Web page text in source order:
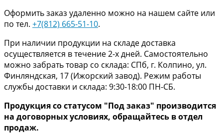
Оформить заказ удаленно можно на нашем сайте или
по тел. +7(812) 665-51-10.
При наличии продукции на складе доставка
осуществляется в течение 2-х дней. Самостоятельно
можно забрать товар со склада: СПб, г. Колпино, ул.
Финляндская, 17 (Ижорский завод). Режим работы
службы доставки и склада: 9:30-18:00 ПН-СБ.
Продукция со статусом "Под заказ" производится
на договорных условиях, обращайтесь в отдел
продаж.